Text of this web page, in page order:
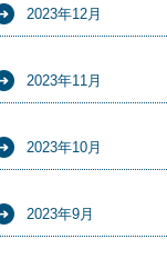
2023年12月
2023年11月
2023年10月
2023年9月